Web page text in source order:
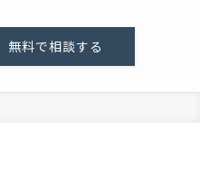
無料で相談する